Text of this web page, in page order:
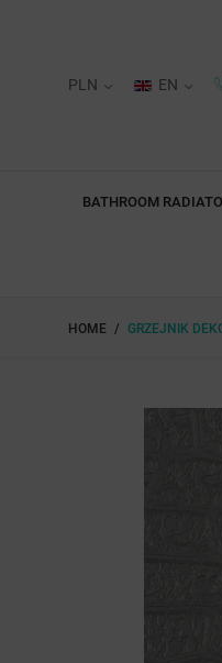
PLN EN
BATHROOM
HOME GRZEJNIK